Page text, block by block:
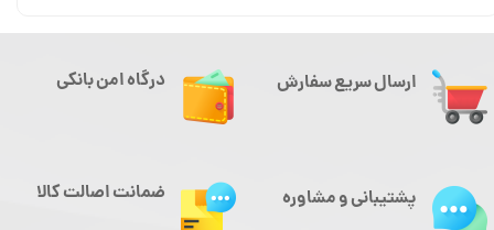
ارسال سریع سفارش درگاه امن بانکی
پشتیبانی و مشاوره ضمانت اصالت کالا